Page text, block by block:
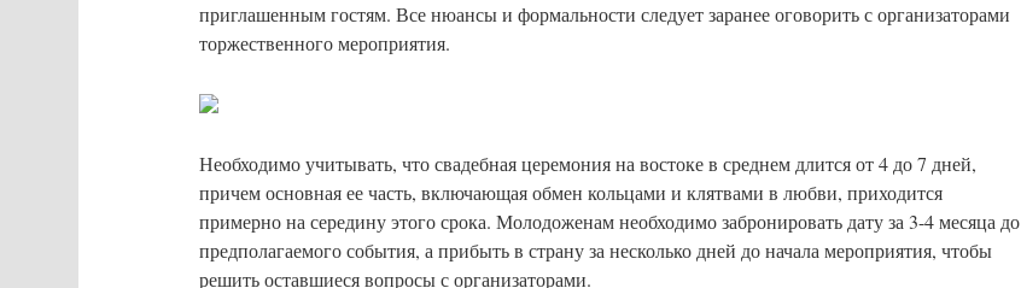
приглашенным гостям. Все нюансы и формальности следует заранее оговорить с организаторами
торжественного мероприятия.
Необходимо учитывать, что свадебная церемония на востоке в среднем длится от 4 до 7 дней,
причем основная ее часть, включающая обмен кольцами и клятвами в любви, приходится
примерно на середину этого срока. Молодоженам необходимо забронировать дату за 3-4 месяца до
предполагаемого события, а прибыть в страну за несколько дней до начала мероприятия, чтобы
решить оставшиеся вопросы с организаторами.